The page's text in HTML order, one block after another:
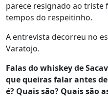
parece resignado ao triste
tempos do respeitinho.
A entrevista decorreu no
Varatojo.
Falas do whiskey de
que queiras falar antes
é? Quais são? Quais são